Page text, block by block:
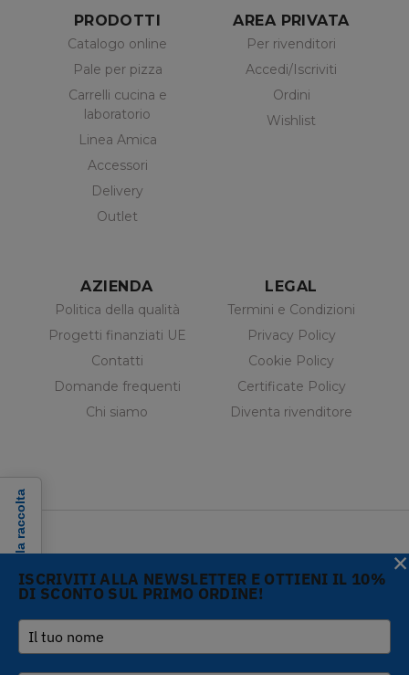
PRODOTTI
Catalogo online
Pale per pizza
Carrelli cucina e
laboratorio
Linea Amica
Accessori
Delivery
Outlet
AREA PRIVATA
Per rivenditori
Accedi/Iscriviti
Ordini
Wishlist
AZIENDA
Politica della qualità
Progetti finanziati UE
Contatti
Domande frequenti
Chi siamo
LEGAL
Termini e Condizioni
Privacy Policy
Cookie Policy
Certificate Policy
Diventa rivenditore
Copyright © 2026 Gi.Metal
srl - VAT no. 01888690979
Telefono :+39 0573
1943680-
Informativa sulla raccoltaISCRIVITI ALLA NEWSLETTER E OTTIENI IL 10%
DI SCONTO SUL PRIMO ORDINE!
×